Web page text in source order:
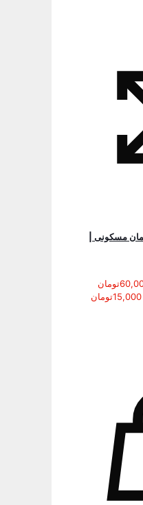
مسکونی |
قیمت اصلی 60,000تومان
قیمت فعلی 15,000تومان